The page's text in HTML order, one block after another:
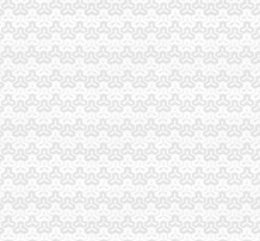
部能力建设
安全稳定工作
执法工作
分公司检查指导工作
周到服务
研指导工作
九龙坡局对支持主义新农村建议提出
点问题专项整行动取得阶段成效
行业监管